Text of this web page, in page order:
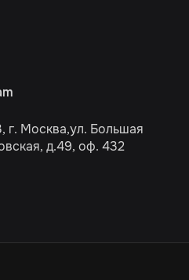
г. Москва,ул. Большая
д.49, оф. 432